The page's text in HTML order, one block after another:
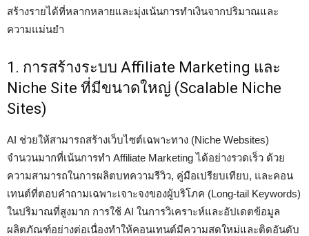
สร้างรายได้ที่หลากหลายและมุ่งเน้นการทำเงินจากปริมาณและ
ความแม่นยำ
1. การสร้างระบบ Affiliate Marketing และ
Niche Site ที่มีขนาดใหญ่ (Scalable Niche
Sites)
AI ช่วยให้สามารถสร้างเว็บไซต์เฉพาะทาง (Niche Websites)
จำนวนมากที่เน้นการทำ Affiliate Marketing ได้อย่างรวดเร็ว ด้วย
ความสามารถในการผลิตบทความรีวิว, คู่มือเปรียบเทียบ, และคอน
เทนต์ที่ตอบคำถามเฉพาะเจาะจงของผู้บริโภค (Long-tail Keywords)
ในปริมาณที่สูงมาก การใช้ AI ในการวิเคราะห์และอัปเดตข้อมูล
ผลิตภัณฑ์อย่างต่อเนื่องทำให้คอนเทนต์มีความสดใหม่และติดอันดับ